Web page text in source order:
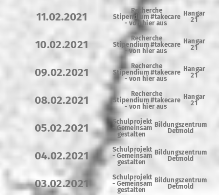
11.02.2021 Recherche
Stipendium #takecare
- von hier aus
Hangar
21
10.02.2021 Recherche
Stipendium #takecare
- von hier aus
Hangar
21
09.02.2021 Recherche
Stipendium #takecare
- von hier aus
Hangar
21
08.02.2021 Recherche
Stipendium #takecare
- von hier aus
Hangar
21
05.02.2021 Schulprojekt
-Gemeinsam
gestalten
Bildungszentrum
Detmold
04.02.2021 Schulprojekt
- Gemeinsam
gestalten
Bildungszentrum
Detmold
03.02.2021 Schulprojekt
- Gemeinsam
gestalten
Bildungszentrum
Detmold